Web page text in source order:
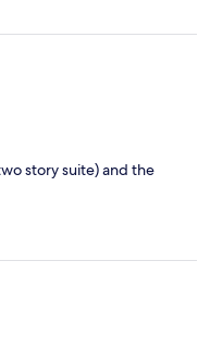
story suite) and the